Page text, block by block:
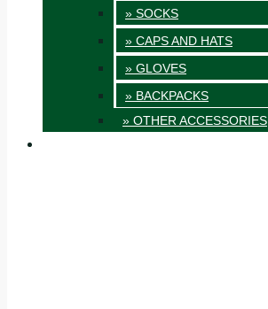
» SOCKS
» CAPS AND HATS
» GLOVES
» BACKPACKS
» OTHER ACCESSORIES